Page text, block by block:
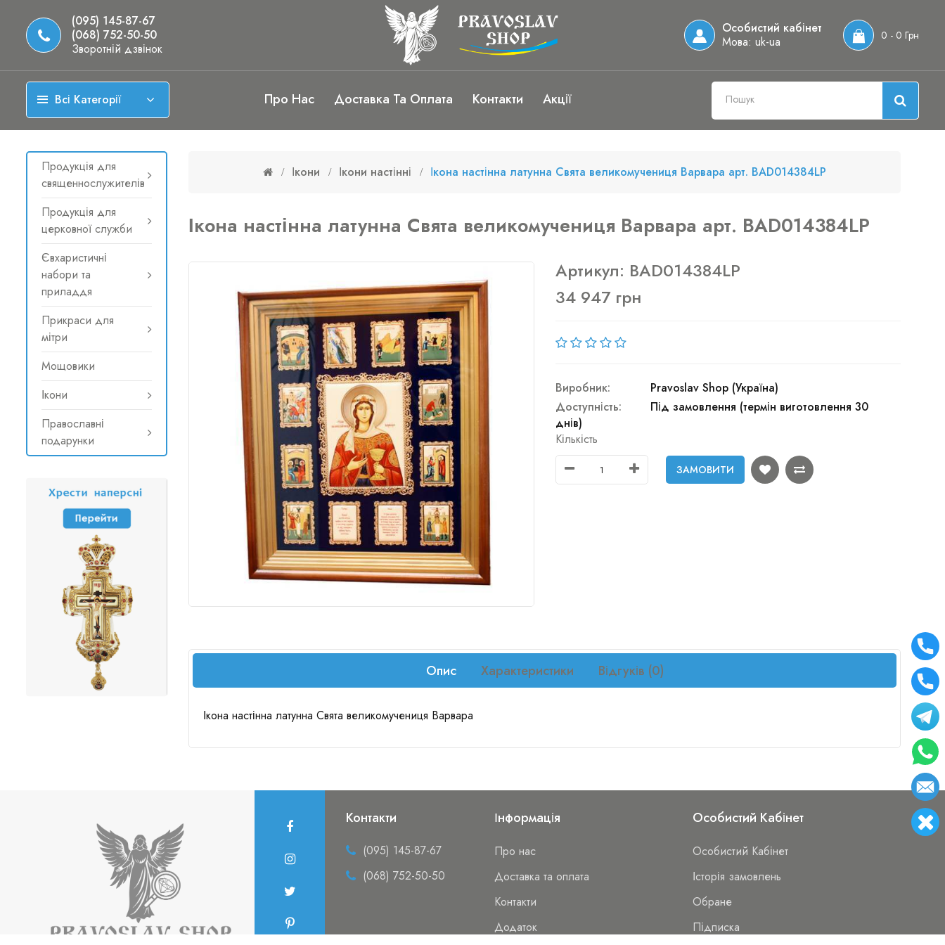
(095) 145-87-67
(068) 752-50-50
Зворотній дзвінок
Особистий кабінет
Мова: uk-ua 0 - 0 Грн
Всі Категорії Про Нас Доставка Та Оплата Контакти Акції
Продукція для
священнослужителів
Продукція для
церковної служби
Євхаристичні
набори та
приладдя
Прикраси для
мітри
Мощовики
Ікони
Православні
подарунки
Ікони Ікони настінні Ікона настінна латунна Свята великомучениця Варвара арт. BAD014384LP
Ікона настінна латунна Свята великомучениця Варвара арт. BAD014384LP
Артикул: BAD014384LP
34 947 грн
Виробник:
Pravoslav Shop (Україна)
Доступність:
Під замовлення (термін виготовлення 30
днів)
Кількість
ЗАМОВИТИ
Опис Характеристики Відгуків (0)
Ікона настінна латунна Свята великомучениця Варвара
Контакти
(095) 145-87-67
(068) 752-50-50
Інформація
Про нас
Доставка та оплата
Контакти
Додаток
Особистий Кабінет
Особистий Кабінет
Історія замовлень
Обране
Підписка